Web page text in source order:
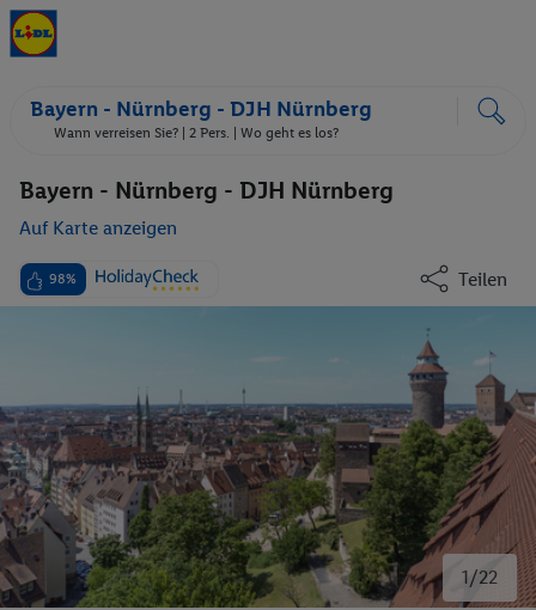
Bayern - Nürnberg - DJH Nürnberg
Wann verreisen Sie? | 2 Pers. | Wo geht es los?
Bayern - Nürnberg - DJH Nürnberg
Auf Karte anzeigen
98% Teilen
1/22